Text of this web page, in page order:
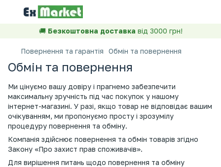
🚚 Безкоштовна доставка від 3000 грн!
Повернення та гарантія Обмін та повернення
Обмін та повернення
Ми цінуємо вашу довіру і прагнемо забезпечити
максимальну зручність під час покупок у нашому
інтернет-магазині. У разі, якщо товар не відповідає вашим
очікуванням, ми пропонуємо просту і зрозумілу
процедуру повернення та обміну.
Компанія здійснює повернення та обмін товарів згідно
Закону «Про захист прав споживачів».
Для вирішення питань щодо повернення та обміну